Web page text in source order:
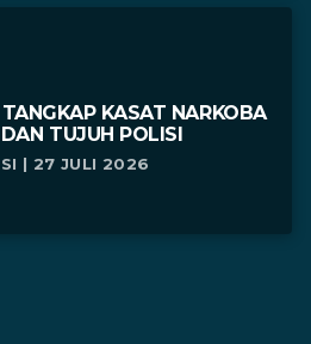
KASAT NARKOBA
TUJUH POLISI
| 27 JULI 2026